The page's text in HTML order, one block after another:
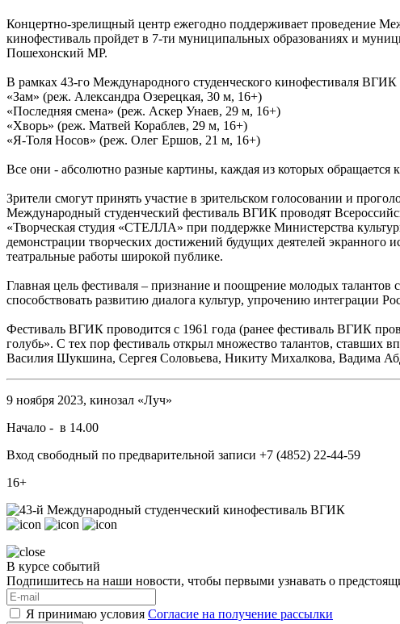
Концертно-зрелищный центр ежегодно поддерживает проведение
кинофестиваль пройдет в 7-ти муниципальных образованиях и
Пошехонский МР.
В рамках 43-го Международного студенческого кинофестиваля
«Зам» (реж. Александра Озерецкая, 30 м, 16+)
«Последняя смена» (реж. Аскер Унаев, 29 м, 16+)
«Хворь» (реж. Матвей Кораблев, 29 м, 16+)
«Я-Толя Носов» (реж. Олег Ершов, 21 м, 16+)
Все они - абсолютно разные картины, каждая из которых обращается
Зрители смогут принять участие в зрительском голосовании и
Международный студенческий фестиваль ВГИК проводят
«Творческая студия «СТЕЛЛА» при поддержке Министерства
демонстрации творческих достижений будущих деятелей экранного
театральные работы широкой публике.
Главная цель фестиваля – признание и поощрение молодых талантов
способствовать развитию диалога культур, упрочению интеграции
Фестиваль ВГИК проводится с 1961 года (ранее фестиваль ВГИК
голубь». С тех пор фестиваль открыл множество талантов, ставших
Василия Шукшина, Сергея Соловьева, Никиту Михалкова, Вадима
9 ноября 2023, кинозал «Луч»
Начало - в 14.00
Вход свободный по предварительной записи +7 (4852) 22-44-59
16+
В курсе событий
Подпишитесь на наши новости, чтобы первыми узнавать о
Я принимаю условия Согласие на получение рассылки